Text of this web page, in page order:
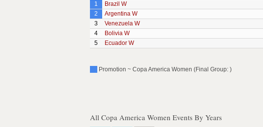
1
Brazil W
2
Argentina W
3
Venezuela W
4
Bolivia W
5
Ecuador W
Promotion ~ Copa America Women (Final Group: )
All Copa America Women Events By Years